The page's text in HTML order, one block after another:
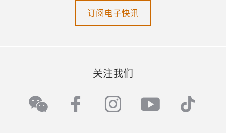
订阅电子快讯
关注我们
wechatfacebook
instagram
youtube